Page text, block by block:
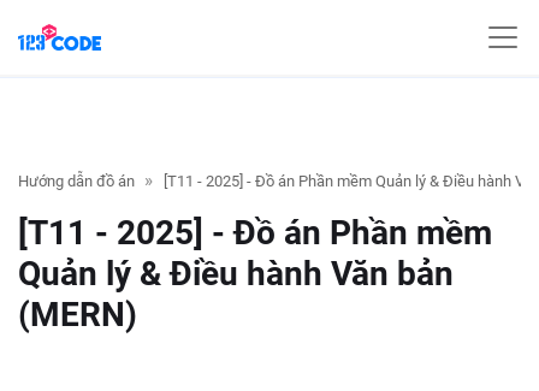
Hướng dẫn đồ án [T11 - 2025] - Đồ án Phần mềm Quản lý & Điều hành
[T11 - 2025] - Đồ án Phần mềm
Quản lý & Điều hành Văn bản
(MERN)